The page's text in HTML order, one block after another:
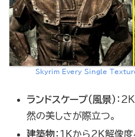
Skyrim Every Single
ランドスケープ（風景） ：
然の美しさが際立つ。
建築物：1Kから2K解像